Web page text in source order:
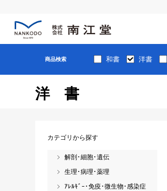
商品検索 和書 洋書
洋書
カテゴリから探す
解剖･細胞･遺伝
生理･病理･薬理
ｱﾚﾙｷﾞｰ･免疫･微生物･感染症